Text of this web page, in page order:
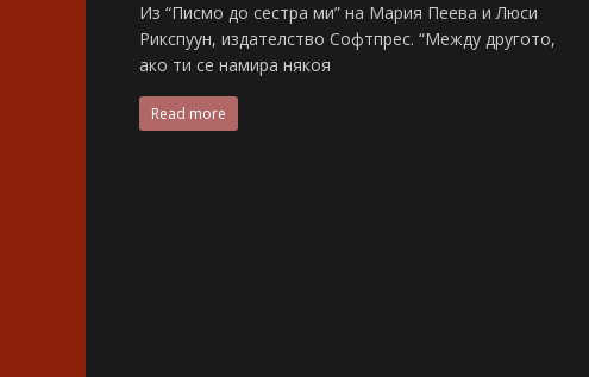
Из “Писмо до сестра ми” на Мария Пеева и Люси
Рикспуун, издателство Софтпрес. “Между другото,
ако ти се намира някоя
Read more